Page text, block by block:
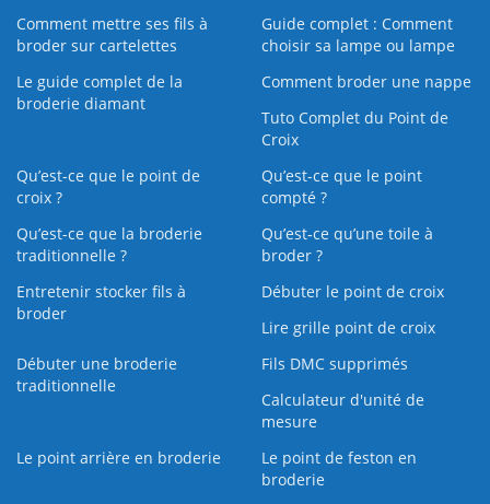
Comment mettre ses fils à
broder sur cartelettes
Guide complet : Comment
choisir sa lampe ou lampe
Le guide complet de la
broderie diamant
Comment broder une nappe
Tuto Complet du Point de
Croix
Qu’est-ce que le point de
croix ?
Qu’est-ce que le point
compté ?
Qu’est-ce que la broderie
traditionnelle ?
Qu’est‑ce qu’une toile à
broder ?
Entretenir stocker fils à
broder
Débuter le point de croix
Lire grille point de croix
Débuter une broderie
traditionnelle
Fils DMC supprimés
Calculateur d'unité de
mesure
Le point arrière en broderie
Le point de feston en
broderie